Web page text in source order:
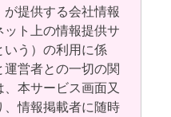
提供する会社情報
ット上の情報提供サ
いう）の利用に係
運営者との一切の関
本サービス画面又
、情報掲載者に随時